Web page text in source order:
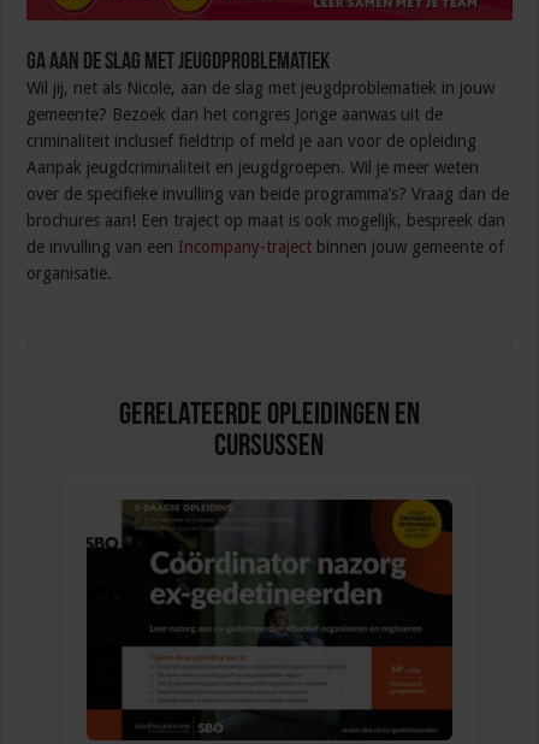
Ga aan de slag met jeugdproblematiek
Wil jij, net als Nicole, aan de slag met jeugdproblematiek in jouw
gemeente? Bezoek dan het congres Jonge aanwas uit de
criminaliteit inclusief fieldtrip of meld je aan voor de opleiding
Aanpak jeugdcriminaliteit en jeugdgroepen. Wil je meer weten
over de specifieke invulling van beide programma’s? Vraag dan de
brochures aan! Een traject op maat is ook mogelijk, bespreek dan
de invulling van een Incompany-traject binnen jouw gemeente of
organisatie.
Gerelateerde Opleidingen en
Cursussen